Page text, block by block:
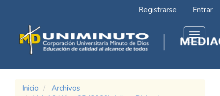
Contenido
principal
Barra
lateral
Registrarse Entrar
Toggle
Inicio
Archivos